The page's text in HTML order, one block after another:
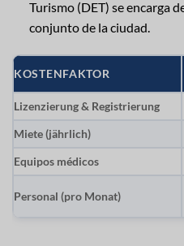
Turismo (DET) se encarga
conjunto de la ciudad.
KOSTENFAKTOR
Lizenzierung & Registrierung
Miete (jährlich)
Equipos médicos
Personal (pro Monat)